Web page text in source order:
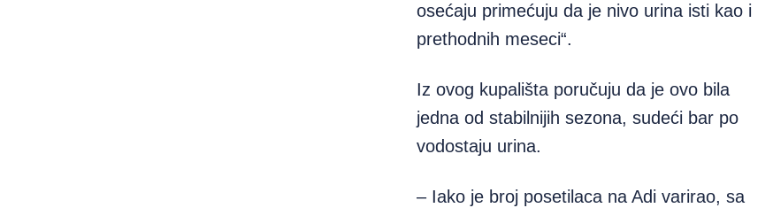
osećaju primećuju da je nivo urina isti kao i
prethodnih meseci“.
Iz ovog kupališta poručuju da je ovo bila
jedna od stabilnijih sezona, sudeći bar po
vodostaju urina.
– Iako je broj posetilaca na Adi varirao, sa